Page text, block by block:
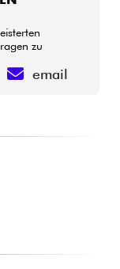
zu
email